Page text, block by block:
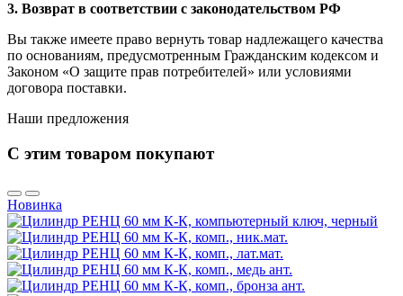
3. Возврат в соответствии с законодательством РФ
Вы также имеете право вернуть товар надлежащего качества
по основаниям, предусмотренным Гражданским кодексом и
Законом «О защите прав потребителей» или условиями
договора поставки.
Наши предложения
С этим товаром покупают
Новинка